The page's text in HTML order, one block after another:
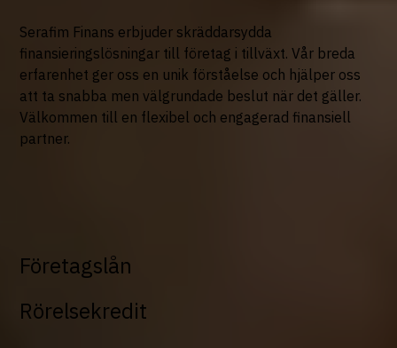
Serafim Finans erbjuder skräddarsydda
finansieringslösningar till företag i tillväxt. Vår breda
erfarenhet ger oss en unik förståelse och hjälper oss
att ta snabba men välgrundade beslut när det gäller.
Välkommen till en flexibel och engagerad finansiell
partner.
Företagslån
Företagslån med skräddarsytt upplägg till er som har
Rörelsekredit